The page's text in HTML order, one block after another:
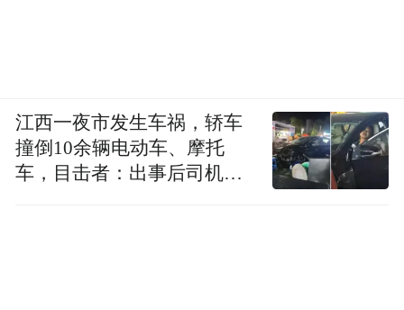
江西一夜市发生车祸，轿车
撞倒10余辆电动车、摩托
车，目击者：出事后司机一